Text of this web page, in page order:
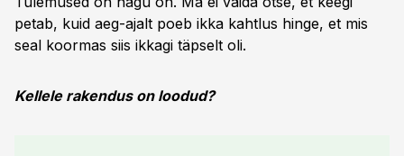
petab, kuid aeg-ajalt poeb ikka kahtlus hinge, et mis
seal koormas siis ikkagi täpselt oli.
Kellele rakendus on loodud?